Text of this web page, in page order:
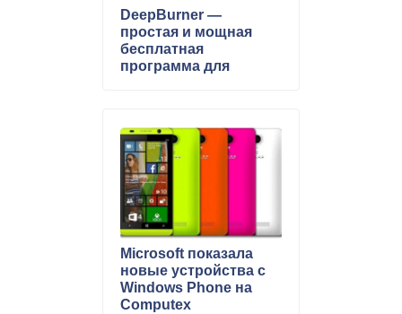
DeepBurner —
простая и мощная
бесплатная
программа для
Microsoft показала
новые устройства с
Windows Phone на
Computex